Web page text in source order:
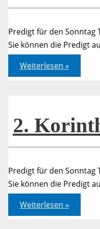
Predigt für den Sonntag
Sie können die Predigt
2.
Korinther
13,11-
Weiterlesen »
2.
Predigt für den Sonntag
Sie können die Predigt
2.
Korinther
13,11-
Weiterlesen »